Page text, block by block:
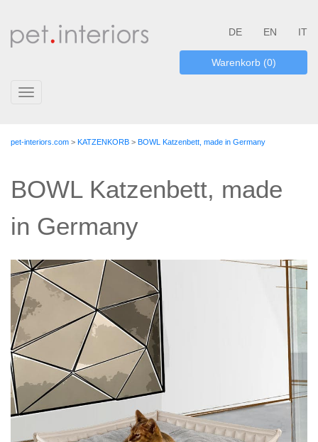
DE EN IT
Warenkorb (0)
Toggle
pet-interiors.com > KATZENKORB > BOWL Katzenbett, made in Germany
BOWL Katzenbett, made
in Germany